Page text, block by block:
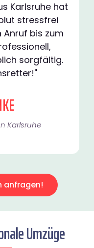
Karlsruhe hat
stressfrei
bis zum
sorgfältig.
Karlsruhe​
anfragen!
Umzüge